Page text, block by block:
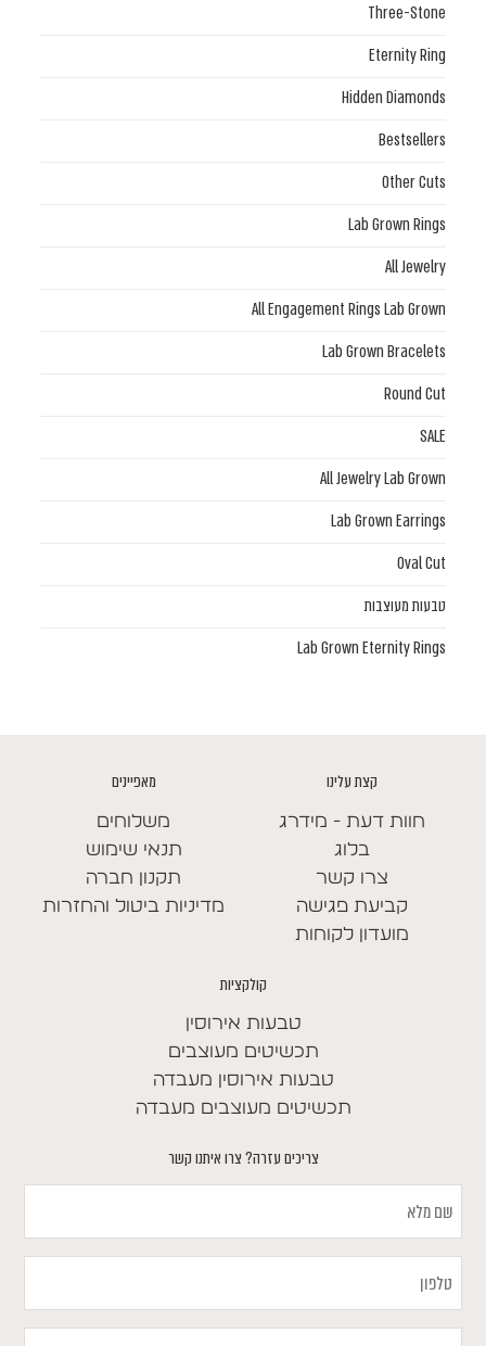
Three-Stone
Eternity Ring
Hidden Diamonds
Bestsellers
Other Cuts
Lab Grown Rings
All Jewelry
All Engagement Rings Lab Grown
Lab Grown Bracelets
Round Cut
SALE
All Jewelry Lab Grown
Lab Grown Earrings
Oval Cut
טבעות מעוצבות
Lab Grown Eternity Rings
קצת עלינו
חוות דעת - מידרג
בלוג
צרו קשר
קביעת פגישה
מועדון לקוחות
מאפיינים
משלוחים
תנאי שימוש
תקנון חברה
מדיניות ביטול והחזרות
קולקציות
טבעות אירוסין
תכשיטים מעוצבים
טבעות אירוסין מעבדה
תכשיטים מעוצבים מעבדה
צריכים עזרה? צרו איתנו קשר
מלא
טלפון